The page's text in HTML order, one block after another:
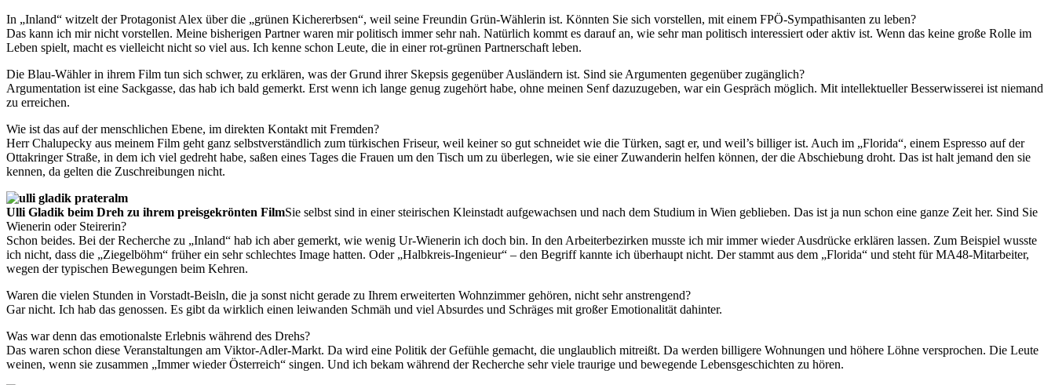
In „Inland“ witzelt der Protagonist Alex über die „grünen Kichererbsen“, weil seine Freundin Grün-Wählerin ist. Könnten Sie sich vorstellen, mit einem FPÖ-Sympathisanten zu leben?
Das kann ich mir nicht vorstellen. Meine bisherigen Partner waren mir politisch immer sehr nah. Natürlich kommt es darauf an, wie sehr man politisch interessiert oder aktiv ist. Wenn das keine große Rolle im
Leben spielt, macht es vielleicht nicht so viel aus. Ich kenne schon Leute, die in einer rot-grünen Partnerschaft leben.
Die Blau-Wähler in ihrem Film tun sich schwer, zu erklären, was der Grund ihrer Skepsis gegenüber Ausländern ist. Sind sie Argumenten gegenüber zugänglich?
Argumentation ist eine Sackgasse, das hab ich bald gemerkt. Erst wenn ich lange genug zugehört habe, ohne meinen Senf dazuzugeben, war ein Gespräch möglich. Mit intellektueller Besserwisserei ist niemand
zu erreichen.
Wie ist das auf der menschlichen Ebene, im direkten Kontakt mit Fremden?
Herr Chalupecky aus meinem Film geht ganz selbstverständlich zum türkischen Friseur, weil keiner so gut schneidet wie die Türken, sagt er, und weil’s billiger ist. Auch im „Florida“, einem Espresso auf der
Ottakringer Straße, in dem ich viel gedreht habe, saßen eines Tages die Frauen um den Tisch um zu überlegen, wie sie einer Zuwanderin helfen können, der die Abschiebung droht. Das ist halt jemand den sie
kennen, da gelten die Zuschreibungen nicht.
Ulli Gladik beim Dreh zu ihrem preisgekrönten FilmSie selbst sind in einer steirischen Kleinstadt aufgewachsen und nach dem Studium in Wien geblieben. Das ist ja nun schon eine ganze Zeit her. Sind Sie
Wienerin oder Steirerin?
Schon beides. Bei der Recherche zu „Inland“ hab ich aber gemerkt, wie wenig Ur-Wienerin ich doch bin. In den Arbeiterbezirken musste ich mir immer wieder Ausdrücke erklären lassen. Zum Beispiel wusste
ich nicht, dass die „Ziegelböhm“ früher ein sehr schlechtes Image hatten. Oder „Halbkreis-Ingenieur“ – den Begriff kannte ich überhaupt nicht. Der stammt aus dem „Florida“ und steht für MA48-Mitarbeiter,
wegen der typischen Bewegungen beim Kehren.
Waren die vielen Stunden in Vorstadt-Beisln, die ja sonst nicht gerade zu Ihrem erweiterten Wohnzimmer gehören, nicht sehr anstrengend?
Gar nicht. Ich hab das genossen. Es gibt da wirklich einen leiwanden Schmäh und viel Absurdes und Schräges mit großer Emotionalität dahinter.
Was war denn das emotionalste Erlebnis während des Drehs?
Das waren schon diese Veranstaltungen am Viktor-Adler-Markt. Da wird eine Politik der Gefühle gemacht, die unglaublich mitreißt. Da werden billigere Wohnungen und höhere Löhne versprochen. Die Leute
weinen, wenn sie zusammen „Immer wieder Österreich“ singen. Und ich bekam während der Recherche sehr viele traurige und bewegende Lebensgeschichten zu hören.